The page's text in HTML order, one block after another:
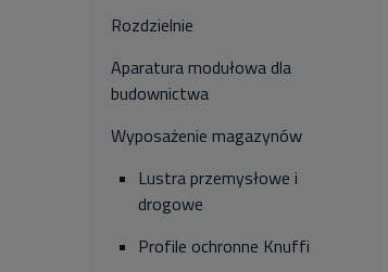
Rozdzielnie
Aparatura modułowa dla
budownictwa
Wyposażenie magazynów
Lustra przemysłowe i
drogowe
Profile ochronne Knuffi